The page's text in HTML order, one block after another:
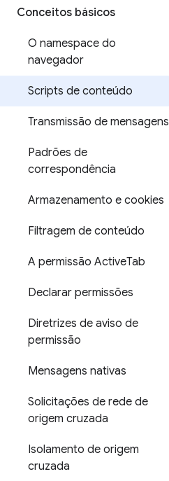
Conceitos básicos
O namespace do
navegador
Scripts de conteúdo
Transmissão de mensagens
Padrões de
correspondência
Armazenamento e cookies
Filtragem de conteúdo
A permissão ActiveTab
Declarar permissões
Diretrizes de aviso de
permissão
Mensagens nativas
Solicitações de rede de
origem cruzada
Isolamento de origem
cruzada